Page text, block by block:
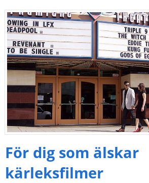
För dig som älskar
kärleksfilmer